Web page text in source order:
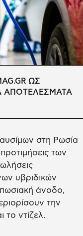
ΩΣ
ΑΠΟΤΕΛΕΣΜΑΤΑ
στη Ρωσία
των
υβριδικών
άνοδο,
την
το ντίζελ.